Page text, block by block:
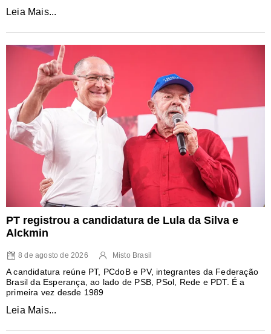
Leia Mais...
PT registrou a candidatura de Lula da Silva e
Alckmin
8 de agosto de 2026 Misto Brasil
A candidatura reúne PT, PCdoB e PV, integrantes da Federação
Brasil da Esperança, ao lado de PSB, PSol, Rede e PDT. É a
primeira vez desde 1989
Leia Mais...